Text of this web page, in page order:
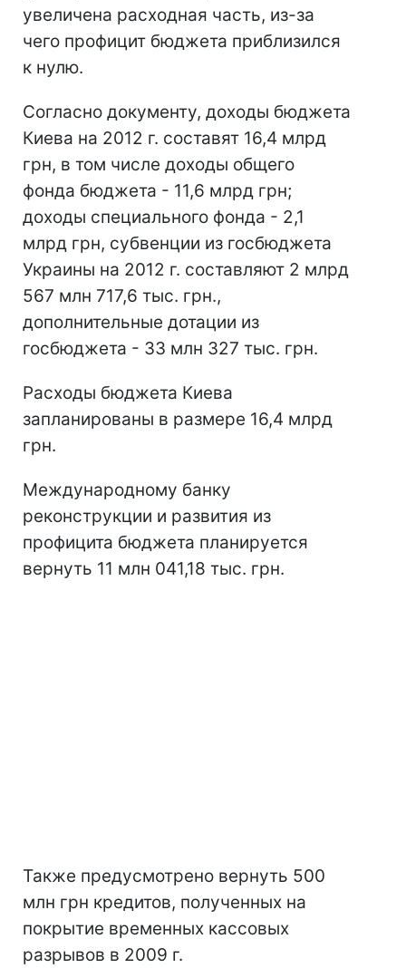
увеличена расходная часть, из-за
чего профицит бюджета приблизился
к нулю.
Согласно документу, доходы бюджета
Киева на 2012 г. составят 16,4 млрд
грн, в том числе доходы общего
фонда бюджета - 11,6 млрд грн;
доходы специального фонда - 2,1
млрд грн, субвенции из госбюджета
Украины на 2012 г. составляют 2 млрд
567 млн 717,6 тыс. грн.,
дополнительные дотации из
госбюджета - 33 млн 327 тыс. грн.
Расходы бюджета Киева
запланированы в размере 16,4 млрд
грн.
Международному банку
реконструкции и развития из
профицита бюджета планируется
вернуть 11 млн 041,18 тыс. грн.
Также предусмотрено вернуть 500
млн грн кредитов, полученных на
покрытие временных кассовых
разрывов в 2009 г.